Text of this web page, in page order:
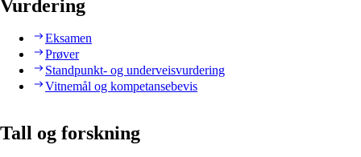
Vurdering
Eksamen
Prøver
Standpunkt- og underveisvurdering
Vitnemål og kompetansebevis
Tall og forskning